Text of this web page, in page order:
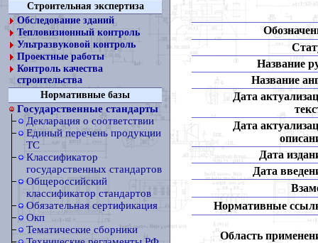
Строительная экспертиза
Обследование зданий
Тепловизионный контроль
Ультразвуковой контроль
Проектные работы
Контроль качества
строительства
Нормативные базы
Государственные стандарты
Декларация о соответствии
Единый перечень продукции
ТС
Классификатор
государственных стандартов
Общероссийский
классификатор стандартов
Обязательная сертификация
Окп
Тематические сборники
Название
Название
Дата
Дата
Дата
Дата
Нормативные
Область